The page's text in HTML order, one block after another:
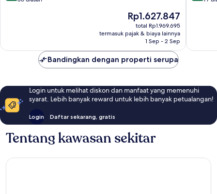
Harga
sekarang
Rp1.627.847
Rp1.627.847
total Rp1.969.695
termasuk pajak & biaya lainnya
1 Sep - 2 Sep
Bandingkan dengan properti serupa
Login untuk melihat diskon dan manfaat yang memenuhi
syarat. Lebih banyak reward untuk lebih banyak petualangan!
Login Daftar sekarang, gratis
Tentang kawasan sekitar